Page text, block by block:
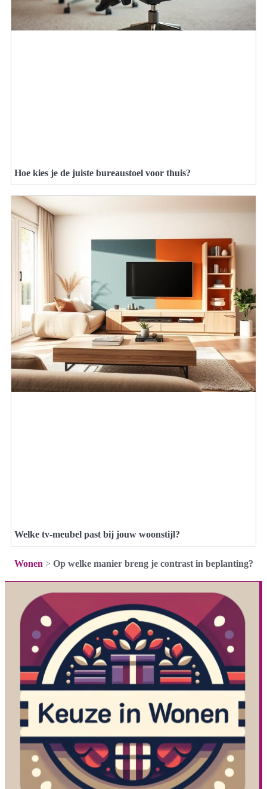
Hoe kies je de juiste bureaustoel voor thuis?
Welke tv-meubel past bij jouw woonstijl?
Wonen > Op welke manier breng je contrast in beplanting?